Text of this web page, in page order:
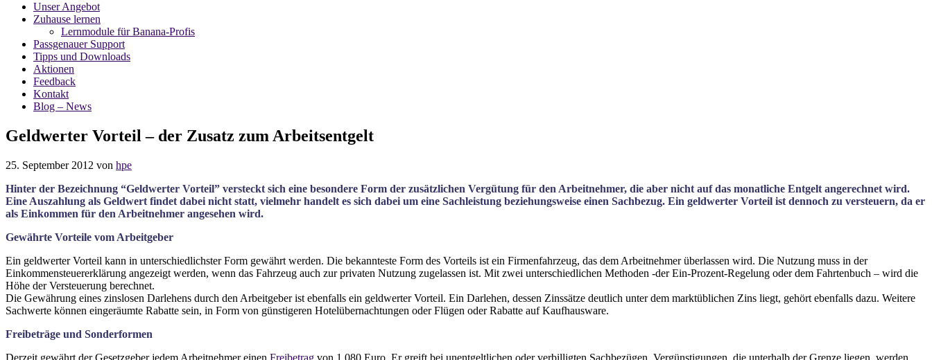
Unser Angebot
Zuhause lernen
Lernmodule für Banana-Profis
Passgenauer Support
Tipps und Downloads
Aktionen
Feedback
Kontakt
Blog – News
Geldwerter Vorteil – der Zusatz zum Arbeitsentgelt
25. September 2012 von hpe
Hinter der Bezeichnung “Geldwerter Vorteil” versteckt sich eine besondere Form der zusätzlichen Vergütung für den Arbeitnehmer, die aber nicht auf das monatliche Entgelt angerechnet wird.
Eine Auszahlung als Geldwert findet dabei nicht statt, vielmehr handelt es sich dabei um eine Sachleistung beziehungsweise einen Sachbezug. Ein geldwerter Vorteil ist dennoch zu versteuern, da er
als Einkommen für den Arbeitnehmer angesehen wird.
Gewährte Vorteile vom Arbeitgeber
Ein geldwerter Vorteil kann in unterschiedlichster Form gewährt werden. Die bekannteste Form des Vorteils ist ein Firmenfahrzeug, das dem Arbeitnehmer überlassen wird. Die Nutzung muss in der
Einkommensteuererklärung angezeigt werden, wenn das Fahrzeug auch zur privaten Nutzung zugelassen ist. Mit zwei unterschiedlichen Methoden -der Ein-Prozent-Regelung oder dem Fahrtenbuch – wird die
Höhe der Versteuerung berechnet.
Die Gewährung eines zinslosen Darlehens durch den Arbeitgeber ist ebenfalls ein geldwerter Vorteil. Ein Darlehen, dessen Zinssätze deutlich unter dem marktüblichen Zins liegt, gehört ebenfalls dazu. Weitere
Sachwerte können eingeräumte Rabatte sein, in Form von günstigeren Hotelübernachtungen oder Flügen oder Rabatte auf Kaufhausware.
Freibeträge und Sonderformen
Derzeit gewährt der Gesetzgeber jedem Arbeitnehmer einen Freibetrag von 1.080 Euro. Er greift bei unentgeltlichen oder verbilligten Sachbezügen. Vergünstigungen, die unterhalb der Grenze liegen, werden